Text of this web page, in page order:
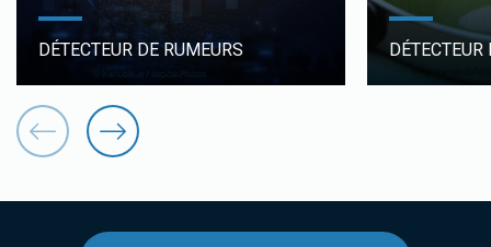
DÉTECTEUR DE RUMEURS DÉTECTEUR